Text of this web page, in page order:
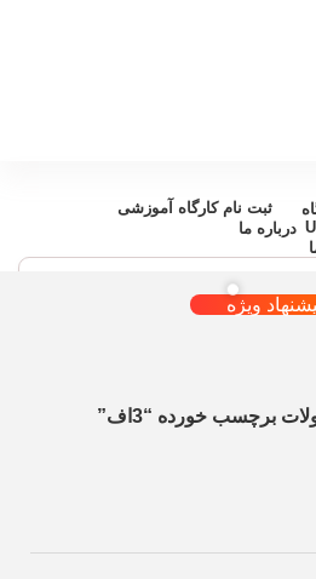
ثبت نام کارگاه آموزشی
درباره ما
ویژه
برچسب خورده “3اف”